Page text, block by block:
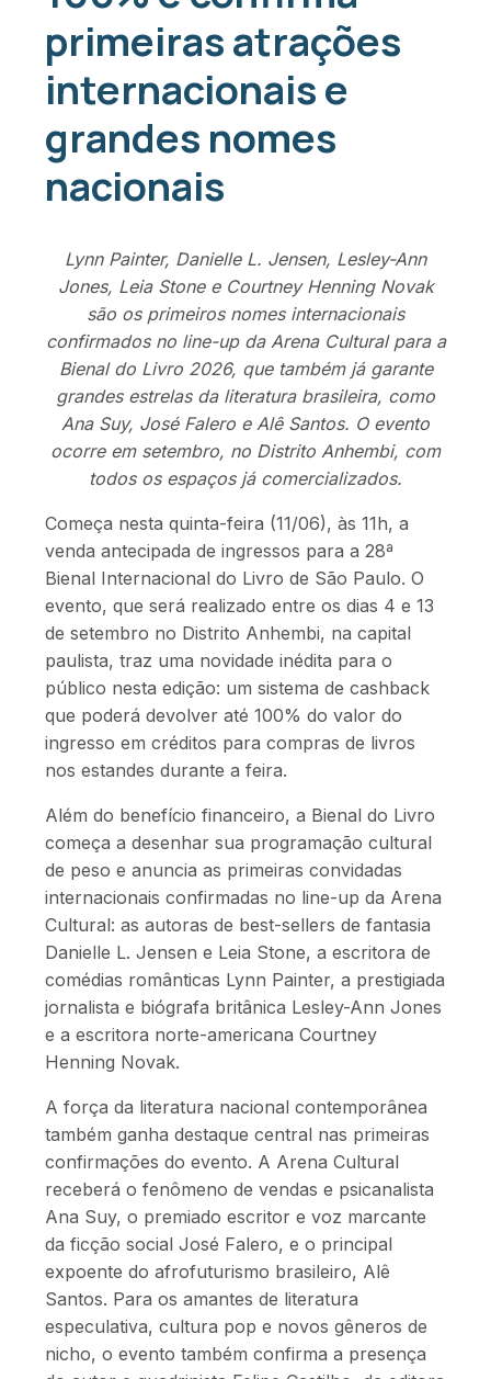
primeiras atrações
internacionais e
grandes nomes
nacionais
Lynn Painter, Danielle L. Jensen, Lesley-Ann
Jones, Leia Stone e Courtney Henning Novak
são os primeiros nomes internacionais
confirmados no line-up da Arena Cultural para a
Bienal do Livro 2026, que também já garante
grandes estrelas da literatura brasileira, como
Ana Suy, José Falero e Alê Santos. O evento
ocorre em setembro, no Distrito Anhembi, com
todos os espaços já comercializados.
Começa nesta quinta-feira (11/06), às 11h, a
venda antecipada de ingressos para a 28ª
Bienal Internacional do Livro de São Paulo. O
evento, que será realizado entre os dias 4 e 13
de setembro no Distrito Anhembi, na capital
paulista, traz uma novidade inédita para o
público nesta edição: um sistema de cashback
que poderá devolver até 100% do valor do
ingresso em créditos para compras de livros
nos estandes durante a feira.
Além do benefício financeiro, a Bienal do Livro
começa a desenhar sua programação cultural
de peso e anuncia as primeiras convidadas
internacionais confirmadas no line-up da Arena
Cultural: as autoras de best-sellers de fantasia
Danielle L. Jensen e Leia Stone, a escritora de
comédias românticas Lynn Painter, a prestigiada
jornalista e biógrafa britânica Lesley-Ann Jones
e a escritora norte-americana Courtney
Henning Novak.
A força da literatura nacional contemporânea
também ganha destaque central nas primeiras
confirmações do evento. A Arena Cultural
receberá o fenômeno de vendas e psicanalista
Ana Suy, o premiado escritor e voz marcante
da ficção social José Falero, e o principal
expoente do afrofuturismo brasileiro, Alê
Santos. Para os amantes de literatura
especulativa, cultura pop e novos gêneros de
nicho, o evento também confirma a presença